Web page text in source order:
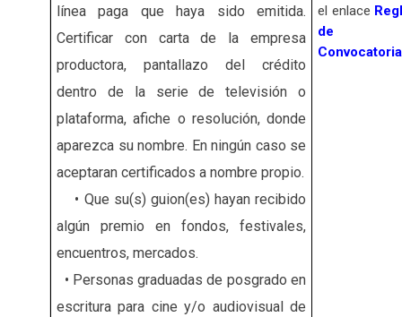
línea paga que haya sido emitida.
Certificar con carta de la empresa
productora, pantallazo del crédito
dentro de la serie de televisión o
plataforma, afiche o resolución, donde
aparezca su nombre. En ningún caso se
aceptaran certificados a nombre propio.
• Que su(s) guion(es) hayan recibido
algún premio en fondos, festivales,
encuentros, mercados.
• Personas graduadas de posgrado en
escritura para cine y/o audiovisual de
el enlace
de
Convocatoria